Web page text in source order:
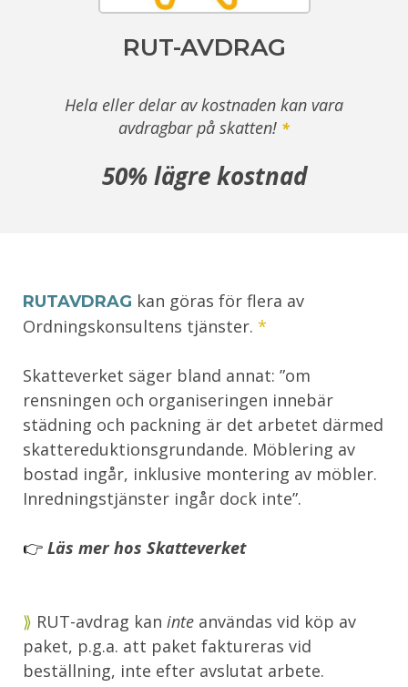
RUT-AVDRAG
Hela eller delar av kostnaden kan vara
avdragbar på skatten! *
50% lägre kostnad
RUTAVDRAG kan göras för flera av
Ordningskonsultens tjänster. *
Skatteverket säger bland annat: ”om
rensningen och organiseringen innebär
städning och packning är det arbetet därmed
skattereduktionsgrundande. Möblering av
bostad ingår, inklusive montering av möbler.
Inredningstjänster ingår dock inte”.
👉 Läs mer hos Skatteverket
⟫ RUT-avdrag kan inte användas vid köp av
paket, p.g.a. att paket faktureras vid
beställning, inte efter avslutat arbete.